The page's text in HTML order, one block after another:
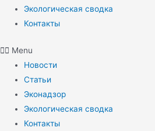
Экологическая сводка
Контакты
Menu
Новости
Статьи
Эконадзор
Экологическая сводка
Контакты